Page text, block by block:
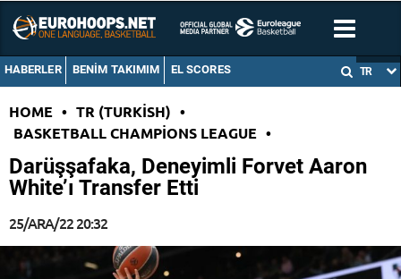
HABERLER BENIM TAKIMIM EL SCORES TR
HOME • TR (TURKISH) •
BASKETBALL CHAMPIONS LEAGUE •
Darüşşafaka, Deneyimli Forvet Aaron
White’ı Transfer Etti
25/ARA/22 20:32